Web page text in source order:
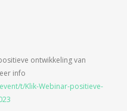
ontwikkeling van
info
t/Klik-Webinar-positieve-